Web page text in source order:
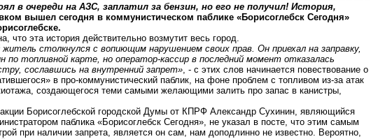
в очереди на АЗС, заплатил за бензин, но его не получил! История,
вышел сегодня в коммунистическом паблике «Борисоглебск Сегодня»
что эта история действительно возмутит весь город.
столкнулся с вопиющим нарушением своих прав. Он приехал на заправку,
по топливной карте, но оператор-кассир в последний момент отказалась
сославшись на внутренний запрет» , - с этих слов начинается повествование о
в про-коммунистический паблик, на фоне проблем с топливом из-за атак
создающегося теми самыми желающими залить про запас в канистры,
Борисоглебской городской Думы от КПРФ Александр Сухинин, являющийся
паблика «Борисоглебск Сегодня», не указал в посте, что этим самым
при наличии запрета, является он сам, нам доподлинно не известно. Вероятно,